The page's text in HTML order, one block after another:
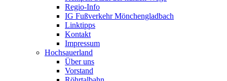
Regio-Info
IG Fußverkehr Mönchengladbach
Linktipps
Kontakt
Impressum
Hochsauerland
Über uns
Vorstand